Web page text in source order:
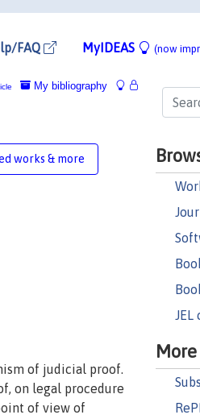
FAQ MyIDEAS (now
My bibliography
works & more
of judicial proof.
on legal procedure
of view of